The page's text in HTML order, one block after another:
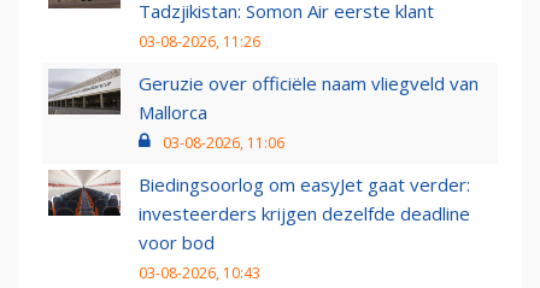
Tadzjikistan: Somon Air eerste klant
03-08-2026, 11:26
Geruzie over officiële naam vliegveld van
Mallorca
03-08-2026, 11:06
Biedingsoorlog om easyJet gaat verder:
investeerders krijgen dezelfde deadline
voor bod
03-08-2026, 10:43